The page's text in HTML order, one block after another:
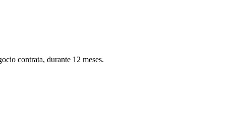
contrata, durante 12 meses.